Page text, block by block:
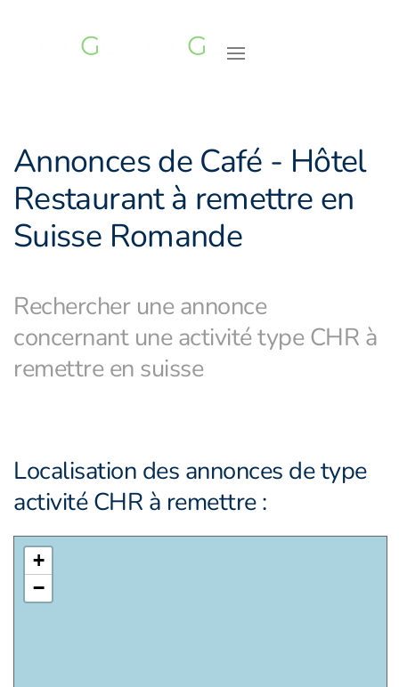
Accéder au contenu principal
Annonces de Café - Hôtel
Restaurant à remettre en
Suisse Romande
Rechercher une annonce
concernant une activité type CHR à
remettre en suisse
Localisation des annonces de type
activité CHR à remettre :
+
−